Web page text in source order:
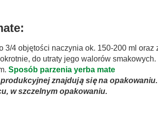
3/4 objętości naczynia ok. 150-200 ml
do utraty jego walorów smakowych.
Sposób parzenia yerba mate
znajdują się na opakowaniu.
w szczelnym opakowaniu.